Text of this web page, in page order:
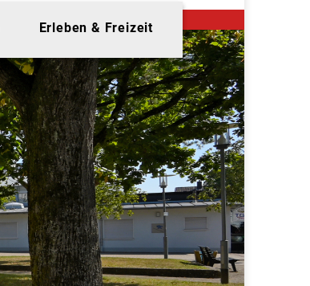
Erleben & Freizeit